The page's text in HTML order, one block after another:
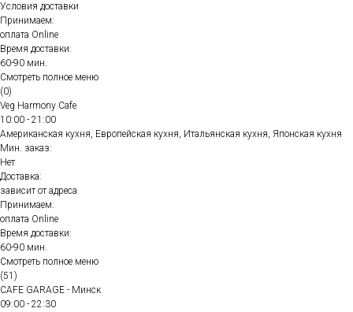
Условия доставки
Принимаем:
оплата Online
Время доставки:
60-90 мин.
Смотреть полное меню
(0)
Veg Harmony Cafe
10:00 - 21:00
Американская кухня, Европейская кухня, Итальянская кухня, Японская кухня
Мин. заказ:
Нет
Доставка:
зависит от адреса
Принимаем:
оплата Online
Время доставки:
60-90 мин.
Смотреть полное меню
(51)
CAFE GARAGE - Минск
09:00 - 22:30